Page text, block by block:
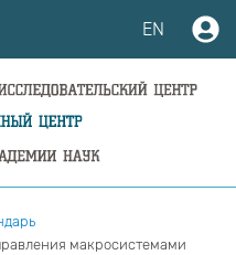
EN
макросистемами